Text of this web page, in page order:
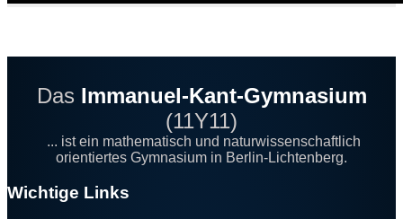
Das Immanuel-Kant-Gymnasium
(11Y11)
... ist ein mathematisch und naturwissenschaftlich
orientiertes Gymnasium in Berlin-Lichtenberg.
Footer
Wichtige Links